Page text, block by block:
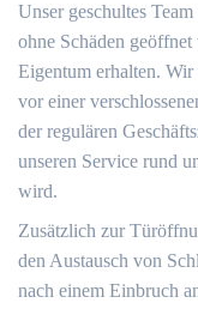
Unser geschultes
ohne Schäden
Eigentum erhalten. Wir
vor einer
der regulären
unseren Service rund
wird.​
Zusätzlich zur
den Austausch von
nach einem Einbruch